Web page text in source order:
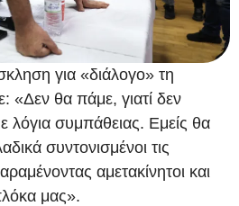
για «διάλογο» τη
«Δεν θα πάμε, γιατί δεν
λόγια συμπάθειας. Εμείς θα
συντονισμένοι τις
αμετακίνητοι και
μας».